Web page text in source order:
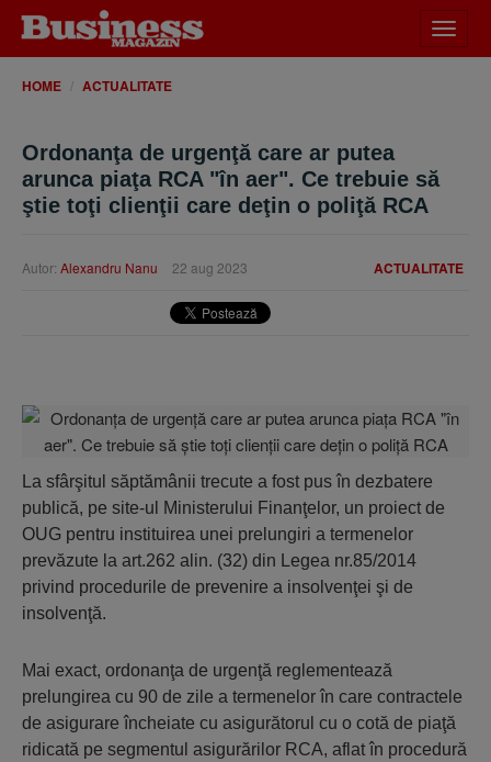
meniu
HOME ACTUALITATE
Ordonanţa de urgenţă care ar putea
arunca piaţa RCA "în aer". Ce trebuie să
ştie toţi clienţii care deţin o poliţă RCA
ACTUALITATE
Autor: Alexandru Nanu 22 aug 2023
La sfârşitul săptămânii trecute a fost pus în dezbatere
publică, pe site-ul Ministerului Finanţelor, un proiect de
OUG pentru instituirea unei prelungiri a termenelor
prevăzute la art.262 alin. (32) din Legea nr.85/2014
privind procedurile de prevenire a insolvenţei şi de
insolvenţă.
Mai exact, ordonanţa de urgenţă reglementează
prelungirea cu 90 de zile a termenelor în care contractele
de asigurare încheiate cu asigurătorul cu o cotă de piaţă
ridicată pe segmentul asigurărilor RCA, aflat în procedură